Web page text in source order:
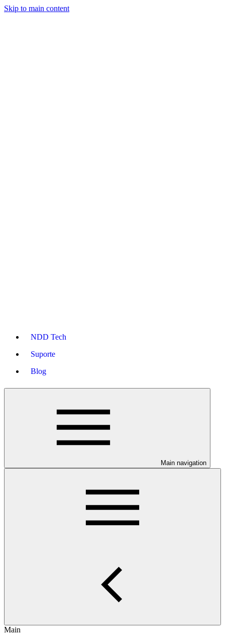
Skip to main content
NDD Tech
Suporte
Blog
Main navigation
Main